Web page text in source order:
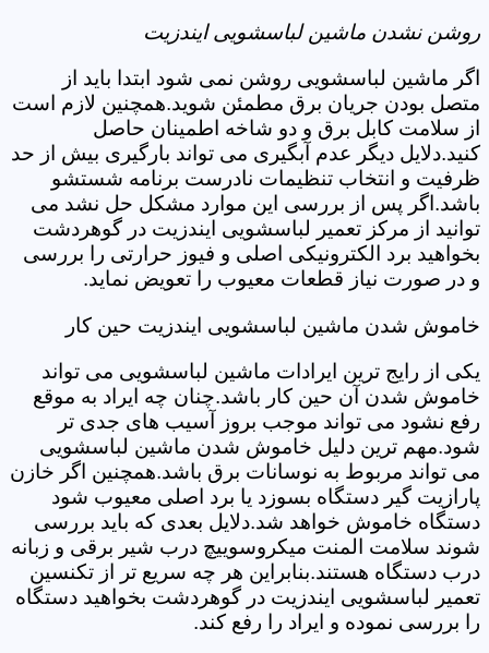
روشن نشدن ماشین لباسشویی ایندزیت
اگر ماشین لباسشویی روشن نمی شود ابتدا باید از
متصل بودن جریان برق مطمئن شوید.همچنین لازم است
از سلامت کابل برق و دو شاخه اطمینان حاصل
کنید.دلایل دیگر عدم آبگیری می تواند بارگیری بیش از حد
ظرفیت و انتخاب تنظیمات نادرست برنامه شستشو
باشد.اگر پس از بررسی این موارد مشکل حل نشد می
توانید از مرکز تعمیر لباسشویی ایندزیت در گوهردشت
بخواهید برد الکترونیکی اصلی و فیوز حرارتی را بررسی
و در صورت نیاز قطعات معیوب را تعویض نماید.
خاموش شدن ماشین لباسشویی ایندزیت حین کار
یکی از رایج ترین ایرادات ماشین لباسشویی می تواند
خاموش شدن آن حین کار باشد.چنان چه ایراد به موقع
رفع نشود می تواند موجب بروز آسیب های جدی تر
شود.مهم ترین دلیل خاموش شدن ماشین لباسشویی
می تواند مربوط به نوسانات برق باشد.همچنین اگر خازن
پارازیت گیر دستگاه بسوزد یا برد اصلی معیوب شود
دستگاه خاموش خواهد شد.دلایل بعدی که باید بررسی
شوند سلامت المنت میکروسوییچ درب شیر برقی و زبانه
درب دستگاه هستند.بنابراین هر چه سریع تر از تکنسین
تعمیر لباسشویی ایندزیت در گوهردشت بخواهید دستگاه
را بررسی نموده و ایراد را رفع کند.